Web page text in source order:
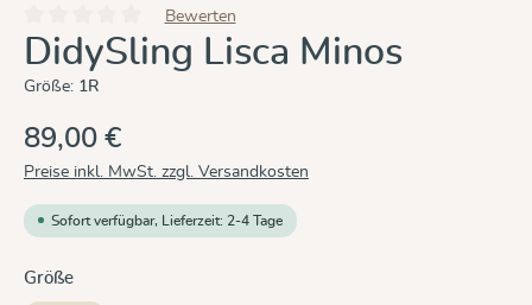
Durchschnittliche Bewertung von 0 von 5 Sternen
Bewerten
DidySling Lisca Minos
Größe: 1R
89,00 €
Preise inkl. MwSt. zzgl. Versandkosten
Sofort verfügbar, Lieferzeit: 2-4 Tage
Größeauswählen